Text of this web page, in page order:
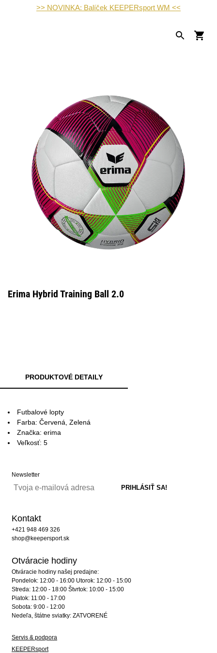
>> NOVINKA: Balíček KEEPERsport WM <<
Erima Hybrid Training Ball 2.0
PRODUKTOVÉ DETAILY
Futbalové lopty
Farba: Červená, Zelená
Značka: erima
Veľkosť: 5
Newsletter
Kontakt
+421 948 469 326
shop@keepersport.sk
Otváracie hodiny
Otváracie hodiny našej predajne:
Pondelok: 12:00 - 16:00 Utorok: 12:00 - 15:00
Streda: 12:00 - 18:00 Štvrtok: 10:00 - 15:00
Piatok: 11:00 - 17:00
Sobota: 9:00 - 12:00
Nedeľa, štátne sviatky: ZATVORENÉ
Servis & podpora
KEEPERsport